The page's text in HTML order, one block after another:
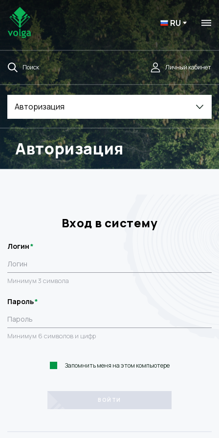
RU
Поиск Личный кабинет
Авторизация
Авторизация
Вход в систему
Логин
Минимум 3 символа
Пароль
Минимум 6 символов и цифр
Запомнить меня на этом компьютере